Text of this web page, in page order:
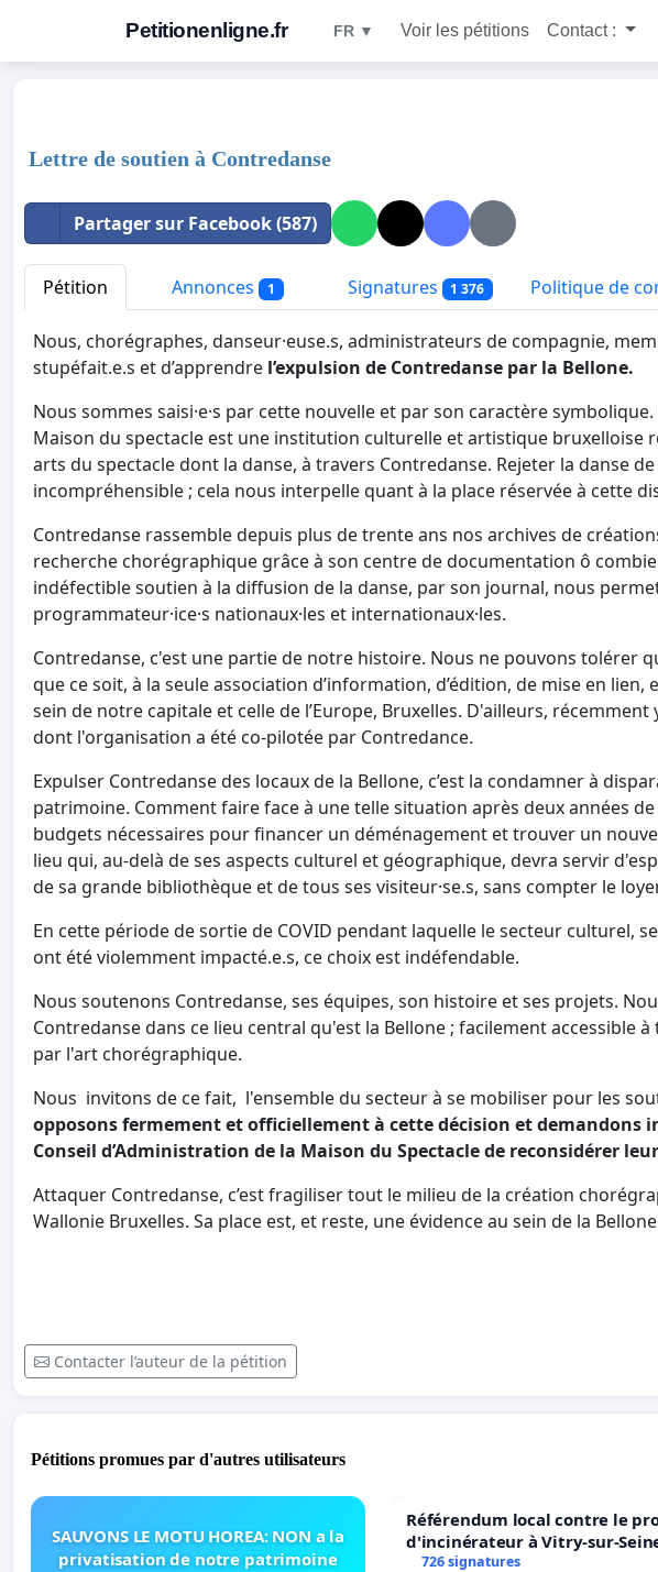
Petitionenligne.fr FR ▼ Voir les pétitions Contact :
Lettre de soutien à Contredanse
Partager sur Facebook (587)
Pétition Annonces 1 Signatures 1 376 Politique de
Nous, chorégraphes, danseur·euse.s, administrateurs de compagnie,
stupéfait.e.s et d’apprendre l’expulsion de Contredanse par la Bellone.
Nous sommes saisi·e·s par cette nouvelle et par son caractère
Maison du spectacle est une institution culturelle et artistique bruxelloise
arts du spectacle dont la danse, à travers Contredanse. Rejeter la danse
incompréhensible ; cela nous interpelle quant à la place réservée à cette
Contredanse rassemble depuis plus de trente ans nos archives de
recherche chorégraphique grâce à son centre de documentation ô
indéfectible soutien à la diffusion de la danse, par son journal, nous
programmateur·ice·s nationaux·les et internationaux·les.
Contredanse, c'est une partie de notre histoire. Nous ne pouvons tolérer
que ce soit, à la seule association d’information, d’édition, de mise en
sein de notre capitale et celle de l’Europe, Bruxelles. D'ailleurs,
dont l'organisation a été co-pilotée par Contredance.
Expulser Contredanse des locaux de la Bellone, c’est la condamner à
patrimoine. Comment faire face à une telle situation après deux années
budgets nécessaires pour financer un déménagement et trouver un
lieu qui, au-delà de ses aspects culturel et géographique, devra servir
de sa grande bibliothèque et de tous ses visiteur·se.s, sans compter le
En cette période de sortie de COVID pendant laquelle le secteur culturel,
ont été violemment impacté.e.s, ce choix est indéfendable.
Nous soutenons Contredanse, ses équipes, son histoire et ses projets.
Contredanse dans ce lieu central qu'est la Bellone ; facilement accessible à
par l'art chorégraphique.
Nous invitons de ce fait, l'ensemble du secteur à se mobiliser pour les
opposons fermement et officiellement à cette décision et demandons
Conseil d’Administration de la Maison du Spectacle de reconsidérer
Attaquer Contredanse, c’est fragiliser tout le milieu de la création
Wallonie Bruxelles. Sa place est, et reste, une évidence au sein de la
Contacter l’auteur de la pétition
Pétitions promues par d'autres utilisateurs
SAUVONS LE MOTU HOREA: NON a la
privatisation de notre patrimoine
Référendum local contre le
d'incinérateur à Vitry-sur-
726 signatures